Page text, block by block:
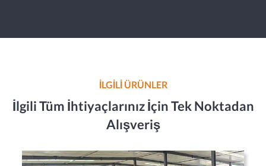
İLGİLİ ÜRÜNLER
İlgili Tüm İhtiyaçlarınız İçin Tek Noktadan
Alışveriş